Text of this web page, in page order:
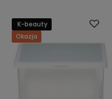
K-beauty
Okazja